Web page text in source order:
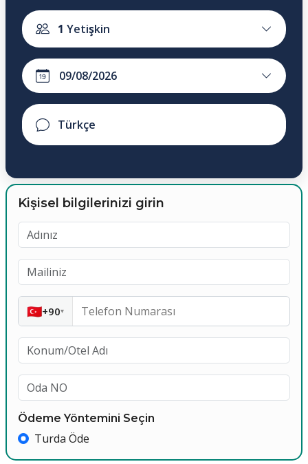
1 Yetişkin
Kişisel bilgilerinizi girin
🇹🇷+90▾
Ödeme Yöntemini Seçin
Turda Öde